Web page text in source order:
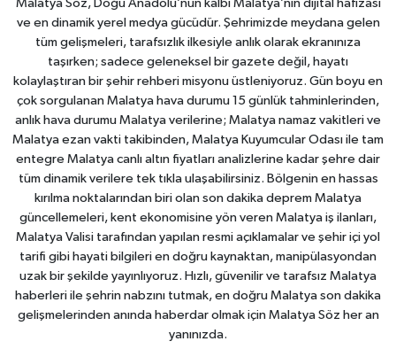
Malatya Söz, Doğu Anadolu’nun kalbi Malatya’nın dijital hafızası
ve en dinamik yerel medya gücüdür. Şehrimizde meydana gelen
tüm gelişmeleri, tarafsızlık ilkesiyle anlık olarak ekranınıza
taşırken; sadece geleneksel bir gazete değil, hayatı
kolaylaştıran bir şehir rehberi misyonu üstleniyoruz. Gün boyu en
çok sorgulanan Malatya hava durumu 15 günlük tahminlerinden,
anlık hava durumu Malatya verilerine; Malatya namaz vakitleri ve
Malatya ezan vakti takibinden, Malatya Kuyumcular Odası ile tam
entegre Malatya canlı altın fiyatları analizlerine kadar şehre dair
tüm dinamik verilere tek tıkla ulaşabilirsiniz. Bölgenin en hassas
kırılma noktalarından biri olan son dakika deprem Malatya
güncellemeleri, kent ekonomisine yön veren Malatya iş ilanları,
Malatya Valisi tarafından yapılan resmi açıklamalar ve şehir içi yol
tarifi gibi hayati bilgileri en doğru kaynaktan, manipülasyondan
uzak bir şekilde yayınlıyoruz. Hızlı, güvenilir ve tarafsız Malatya
haberleri ile şehrin nabzını tutmak, en doğru Malatya son dakika
gelişmelerinden anında haberdar olmak için Malatya Söz her an
yanınızda.